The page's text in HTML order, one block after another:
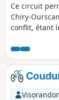
Ce circuit
Chiry-
conflit, étant
nombreux
pupitres
patrimoine
abbaye, son